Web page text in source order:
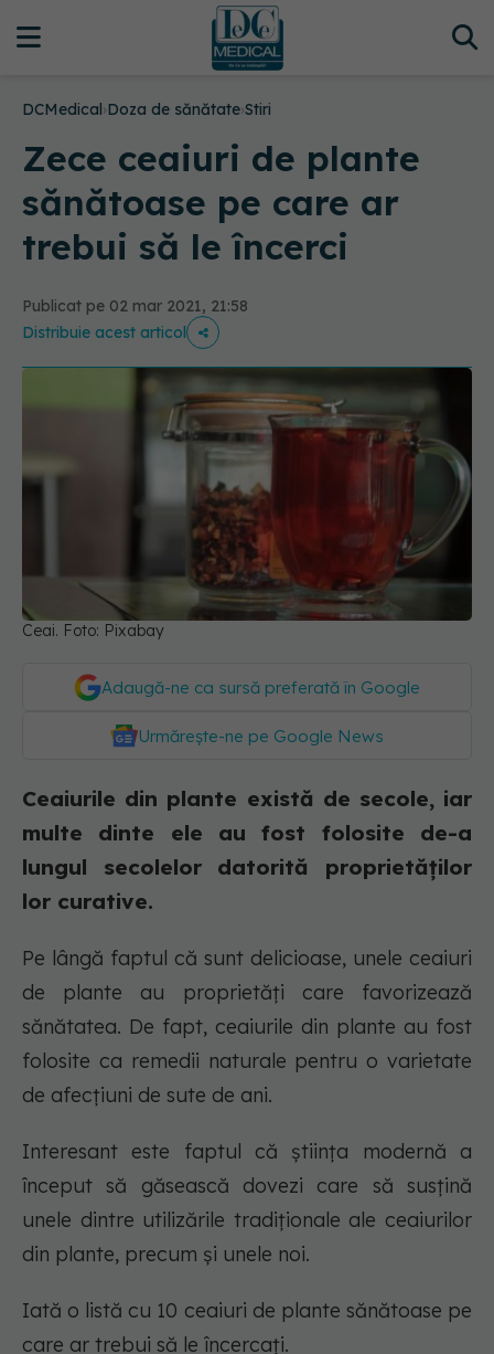
DCMedical›Doza de sănătate›Stiri
Zece ceaiuri de plante
sănătoase pe care ar
trebui să le încerci
Publicat pe 02 mar 2021, 21:58
Distribuie acest articol
Ceai. Foto: Pixabay
Adaugă-ne ca sursă preferată în Google
Urmărește-ne pe Google News
Ceaiurile din plante există de secole, iar
multe dinte ele au fost folosite de-a
lungul secolelor datorită proprietăților
lor curative.
Pe lângă faptul că sunt delicioase, unele ceaiuri
de plante au proprietăți care favorizează
sănătatea. De fapt, ceaiurile din plante au fost
folosite ca remedii naturale pentru o varietate
de afecțiuni de sute de ani.
Interesant este faptul că știința modernă a
început să găsească dovezi care să susțină
unele dintre utilizările tradiționale ale ceaiurilor
din plante, precum și unele noi.
Iată o listă cu 10 ceaiuri de plante sănătoase pe
care ar trebui să le încercați.